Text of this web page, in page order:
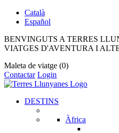
Català
Español
BENVINGUTS A TERRES
VIATGES D'AVENTURA I
Maleta de viatge (0)
Contactar Login
DESTINS
Àfrica